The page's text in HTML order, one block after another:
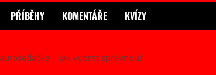
PŘÍBĚHY KOMENTÁŘE KVÍZY
– jak vybrat správnou?